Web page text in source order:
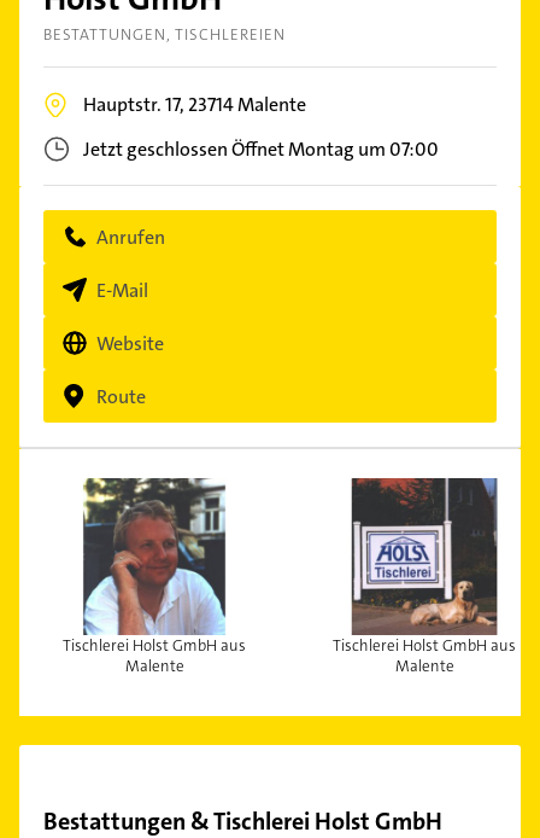
BESTATTUNGEN TISCHLEREIEN
Hauptstr. 17, 23714Malente
Jetzt geschlossenÖffnet Montag um 07:00
Anrufen
E-Mail
Website
Route
Tischlerei Holst GmbH aus
Malente
Tischlerei Holst GmbH aus
Malente
Bestattungen & Tischlerei Holst GmbH